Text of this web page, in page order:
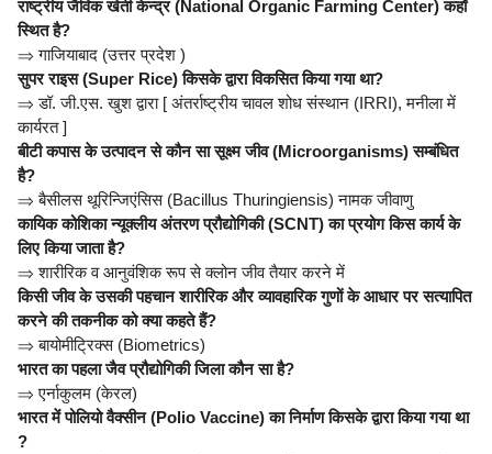
राष्ट्रीय जैविक खेती केन्द्र (National Organic Farming Center) कहाँ
स्थित है?
⇒ गाजियाबाद (उत्तर प्रदेश )
सुपर राइस (Super Rice) किसके द्वारा विकसित किया गया था?
⇒डॉ. जी.एस. खुश द्वारा [ अंतर्राष्ट्रीय चावल शोध संस्थान (IRRI), मनीला में
कार्यरत ]
बीटी कपास के उत्पादन से कौन सा सूक्ष्म जीव (Microorganisms) सम्बंधित
है?
⇒ बैसीलस थूरिन्जिएंसिस (Bacillus Thuringiensis) नामक जीवाणु
कायिक कोशिका न्यूक्लीय अंतरण प्रौद्योगिकी (SCNT) का प्रयोग किस कार्य के
लिए किया जाता है?
⇒शारीरिक व आनुवंशिक रूप से क्लोन जीव तैयार करने में
किसी जीव के उसकी पहचान शारीरिक और व्यावहारिक गुणों के आधार पर सत्यापित
करने की तकनीक को क्या कहते हैं?
⇒ बायोमीट्रिक्स (Biometrics)
भारत का पहला जैव प्रौद्योगिकी जिला कौन सा है?
⇒ एर्नाकुलम (केरल)
भारत में पोलियो वैक्सीन (Polio Vaccine) का निर्माण किसके द्वारा किया गया था
?